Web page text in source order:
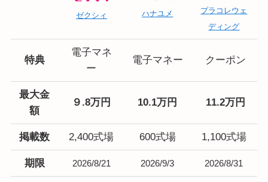
ゼクシィ ハナユメ
プラコレウェ
ディング
特典
電子マネ
ー
電子マネー クーポン
最大金
額
９.8万円 10.1万円 11.2万円
掲載数 2,400式場 600式場 1,100式場
期限 2026/8/21 2026/9/3 2026/8/31